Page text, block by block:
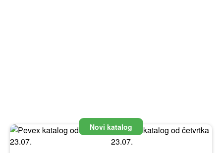
Novi katalog